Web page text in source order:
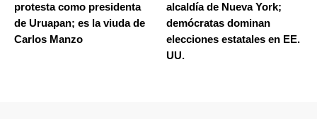
protesta como presidenta
de Uruapan; es la viuda de
Carlos Manzo
alcaldía de Nueva York;
demócratas dominan
elecciones estatales en EE.
UU.